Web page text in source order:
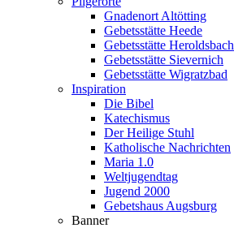
Gnadenort Altötting
Gebetsstätte Heede
Gebetsstätte Heroldsbach
Gebetsstätte Sievernich
Gebetsstätte Wigratzbad
Inspiration
Die Bibel
Katechismus
Der Heilige Stuhl
Katholische Nachrichten
Maria 1.0
Weltjugendtag
Jugend 2000
Gebetshaus Augsburg
Banner